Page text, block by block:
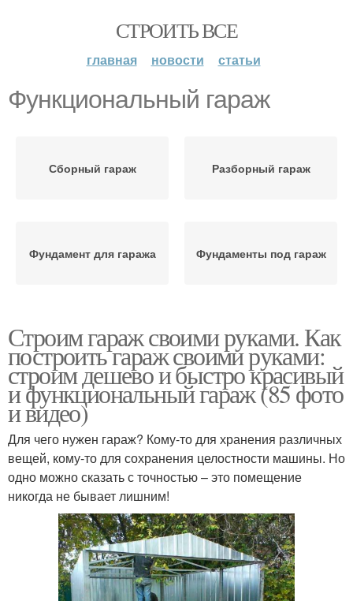
СТРОИТЬ ВСЕ
главная новости статьи
Функциональный гараж
Сборный гараж Разборный гараж
Фундамент для гаража Фундаменты под гараж
Строим гараж своими руками. Как
построить гараж своими руками:
строим дешево и быстро красивый
и функциональный гараж (85 фото
и видео)
Для чего нужен гараж? Кому-то для хранения различных
вещей, кому-то для сохранения целостности машины. Но
одно можно сказать с точностью – это помещение
никогда не бывает лишним!